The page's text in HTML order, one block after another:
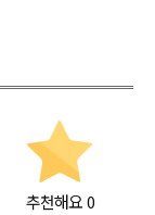
추천해요 0